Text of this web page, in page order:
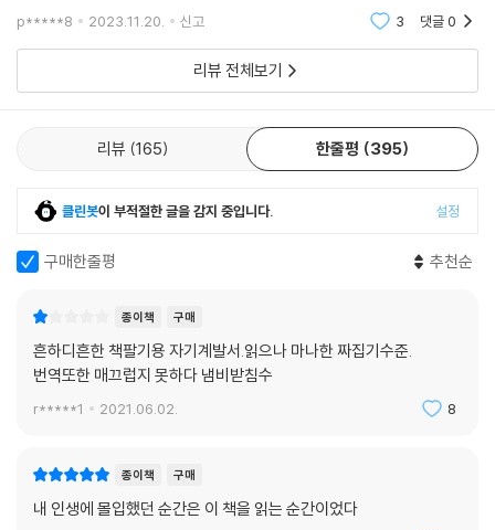
다 이 책을 읽은 뒤 한번더 회독후 몰입도는 향상이 되었고 집중이 안되거
나 공부를 할때 잡
p*****8 2023.11.20. 신고 3 댓글0
리뷰 전체보기
리뷰 165 한줄평 395
클린봇이 부적절한 글을 감지 중입니다. 설정
구매한줄평 추천순
종이책 구매
흔하디흔한 책팔기용 자기계발서.읽으나 마나한 짜집기수준.
번역또한 매끄럽지 못하다 냄비받침수
r*****1 2021.06.02. 8
종이책 구매
내 인생에 몰입했던 순간은 이 책을 읽는 순간이었다